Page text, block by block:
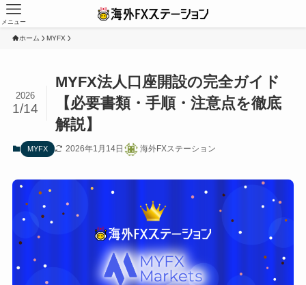
メニュー
ホーム MYFX
MYFX法人口座開設の完全ガイド
【必要書類・手順・注意点を徹底
解説】
2026
1/14
MYFX 2026年1月14日 海外FXステーション